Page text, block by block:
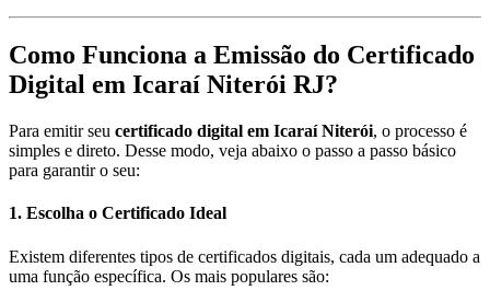
Como Funciona a Emissão do Certificado
Digital em Icaraí Niterói RJ?
Para emitir seu certificado digital em Icaraí Niterói, o processo é
simples e direto. Desse modo, veja abaixo o passo a passo básico
para garantir o seu:
1. Escolha o Certificado Ideal
Existem diferentes tipos de certificados digitais, cada um adequado a
uma função específica. Os mais populares são: